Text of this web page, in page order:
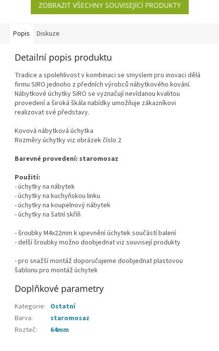
ZOBRAZIT VŠECHNY SOUVISEJÍCÍ PRODUKTY
Popis Diskuze
Detailní popis produktu
Tradice a spolehlivost v kombinaci se smyslem pro inovaci dělá
firmu SIRO jednoho z předních výrobců nábytkového kování.
Nábytkové úchytky SIRO se vyznačují nevídanou kvalitou
provedení a široká škála nabídky umožňuje zákazníkovi
realizovat své představy.
Kovová nábytková úchytka
Rozměry úchytky viz obrázek číslo 2
Barevné provedení: staromosaz
Použití:
- úchytky na nábytek
- úchytky na kuchyňskou linku
- úchytky na koupelnový nábytek
- úchytky na šatní skříň
- šroubky M4x22mm k upevnění úchytek součástí balení
- delší šroubky možno doobjednat viz souvisejí produkty
- pro snažší montáž doporučujeme doobjednat plastovou
šablonu pro montáž úchytek
Doplňkové parametry
Kategorie: Ostatní
Barva:
staromosaz
Rozteč: 64mm